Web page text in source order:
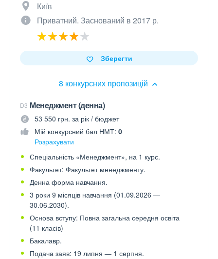
Київ
Приватний. Заснований в 2017 р.
8 конкурсних пропозицій
Зберегти
D3 Менеджмент (денна)
53 550 грн. за рік / бюджет
Мій конкурсний бал НМТ: 0
Розрахувати
Спеціальність «Менеджмент», на 1 курс.
Факультет: Факультет менеджменту.
Денна форма навчання.
3 роки 9 місяців навчання (01.09.2026 —
30.06.2030).
Основа вступу: Повна загальна середня освіта
(11 класів)
Бакалавр.
Подача заяв: 19 липня — 1 серпня.